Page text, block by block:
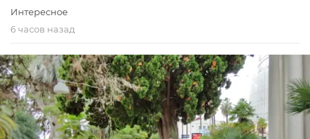
Интересное
6 часов назад